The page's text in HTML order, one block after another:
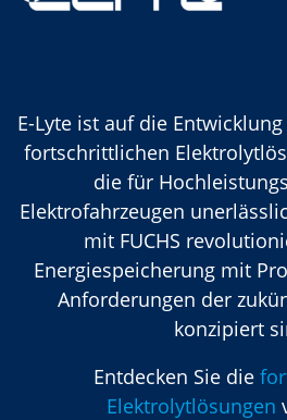
E-Lyte ist auf die
fortschrittlichen
die für
Elektrofahrzeugen
mit FUCHS
Energiespeicherung mit
Anforderungen der
konzipiert
Entdecken Sie die
Elektrolytlösungen